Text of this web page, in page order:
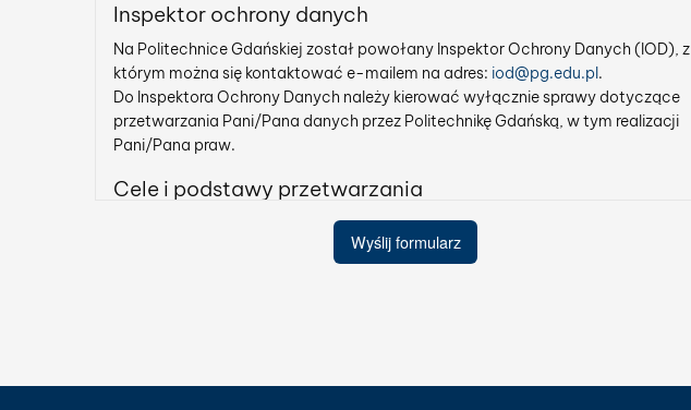
Inspektor ochrony danych
Na Politechnice Gdańskiej został powołany Inspektor Ochrony Danych (IOD), z
którym można się kontaktować e-mailem na adres: iod@pg.edu.pl.
Do Inspektora Ochrony Danych należy kierować wyłącznie sprawy dotyczące
przetwarzania Pani/Pana danych przez Politechnikę Gdańską, w tym realizacji
Pani/Pana praw.
Cele i podstawy przetwarzania
Przetwarzamy Pani/Pana dane osobowe w związku:
z realizacją czynności wynikających naszych prawnie uzasadnionych
Odbiorcy danych osobowych
Wyślij formularz